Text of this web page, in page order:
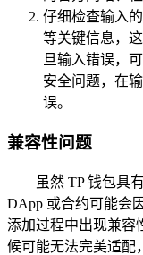
仔细检查输入
等关键信息，
旦输入错误，
安全问题，在
误。
兼容性问题
虽然 TP 钱包具
DApp 或合约可能会
添加过程中出现兼容
候可能无法完美适配